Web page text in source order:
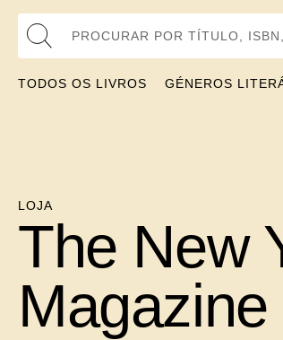
Procurar por Título, ISBN, Editora, ou Autor
TODOS OS LIVROS GÉNEROS
LOJA
The New
Magazine